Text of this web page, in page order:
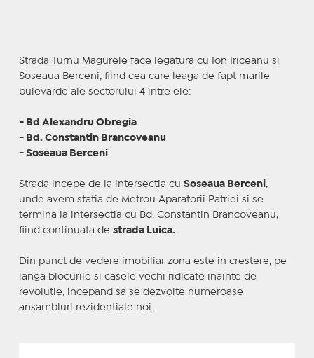
Strada Turnu Magurele face legatura cu Ion Iriceanu si
Soseaua Berceni, fiind cea care leaga de fapt marile
bulevarde ale sectorului 4 intre ele:
- Bd Alexandru Obregia
- Bd. Constantin Brancoveanu
- Soseaua Berceni
Strada incepe de la intersectia cu Soseaua Berceni ,
unde avem statia de Metrou Aparatorii Patriei si se
termina la intersectia cu Bd. Constantin Brancoveanu,
fiind continuata de strada Luica.
Din punct de vedere imobiliar zona este in crestere, pe
langa blocurile si casele vechi ridicate inainte de
revolutie, incepand sa se dezvolte numeroase
ansambluri rezidentiale noi.